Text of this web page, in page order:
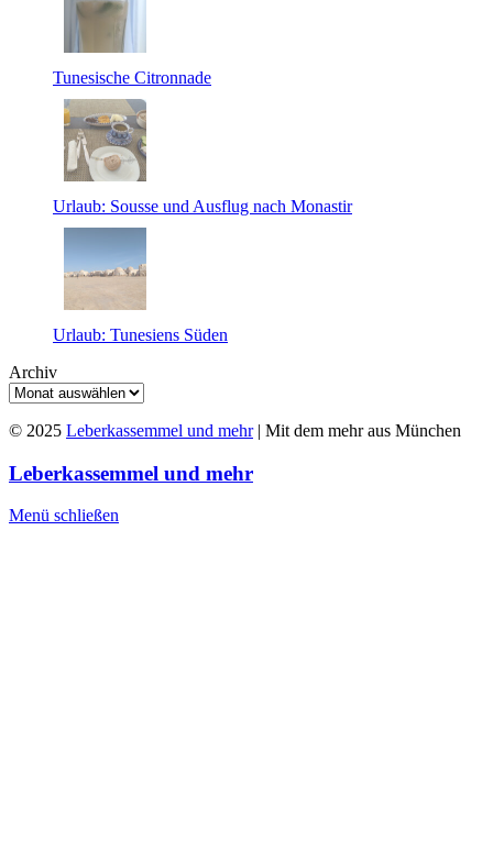
Tunesische Citronnade
Urlaub: Sousse und Ausflug nach Monastir
Urlaub: Tunesiens Süden
Archiv
© 2025 Leberkassemmel und mehr| Mit dem mehr aus München
Leberkassemmel und mehr
Menü schließen